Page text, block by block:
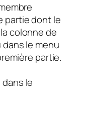
partie dont le
colonne de
le menu
partie.
le